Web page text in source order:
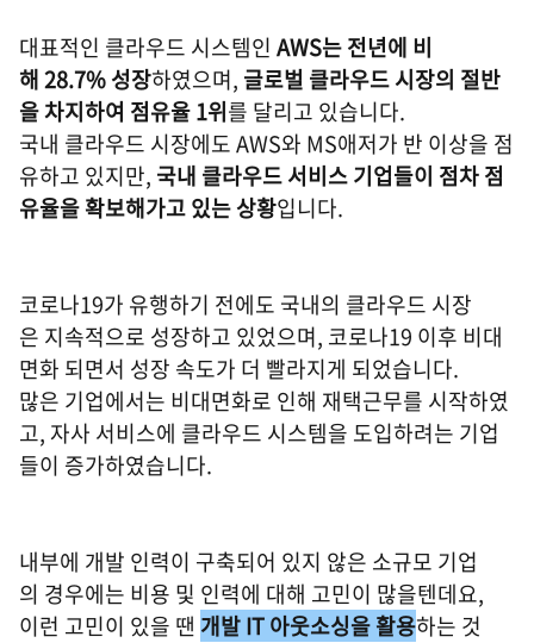
대표적인 클라우드 시스템인 AWS는 전년에 비
해 28.7% 성장하였으며, 글로벌 클라우드 시장의 절반
을 차지하여 점유율 1위를 달리고 있습니다.
국내 클라우드 시장에도 AWS와 MS애저가 반 이상을 점
유하고 있지만, 국내 클라우드 서비스 기업들이 점차 점
유율을 확보해가고 있는 상황입니다.
코로나19가 유행하기 전에도 국내의 클라우드 시장
은 지속적으로 성장하고 있었으며, 코로나19 이후 비대
면화 되면서 성장 속도가 더 빨라지게 되었습니다.
많은 기업에서는 비대면화로 인해 재택근무를 시작하였
고, 자사 서비스에 클라우드 시스템을 도입하려는 기업
들이 증가하였습니다.
내부에 개발 인력이 구축되어 있지 않은 소규모 기업
의 경우에는 비용 및 인력에 대해 고민이 많을텐데요,
이런 고민이 있을 땐 개발 IT 아웃소싱을 활용하는 것